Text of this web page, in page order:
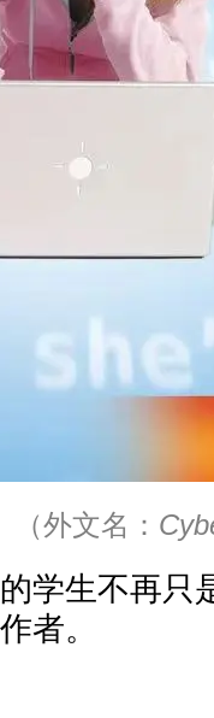
（外文名：
学生不再只
者。